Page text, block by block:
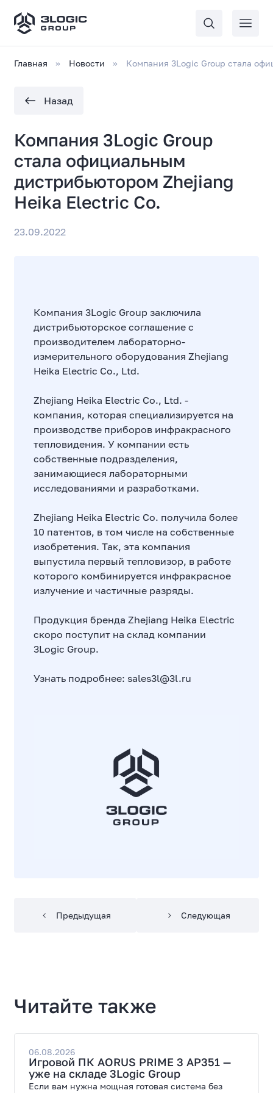
Главная Новости Компания 3Logic Group стала
Назад
Компания 3Logic Group
стала официальным
дистрибьютором Zhejiang
Heika Electric Co.
23.09.2022
Компания 3Logic Group заключила
дистрибьюторское соглашение с
производителем лабораторно-
измерительного оборудования Zhejiang
Heika Electric Co., Ltd.
Zhejiang Heika Electric Co., Ltd. -
компания, которая специализируется на
производстве приборов инфракрасного
тепловидения. У компании есть
собственные подразделения,
занимающиеся лабораторными
исследованиями и разработками.
Zhejiang Heika Electric Co. получила более
10 патентов, в том числе на собственные
изобретения. Так, эта компания
выпустила первый тепловизор, в работе
которого комбинируется инфракрасное
излучение и частичные разряды.
Продукция бренда Zhejiang Heika Electric
скоро поступит на склад компании
3Logic Group.
Узнать подробнее: sales3l@3l.ru
Предыдущая Следующая
Читайте также
06.08.2026
Игровой ПК AORUS PRIME 3 AP351 —
уже на складе 3Logic Group
Если вам нужна мощная готовая система без